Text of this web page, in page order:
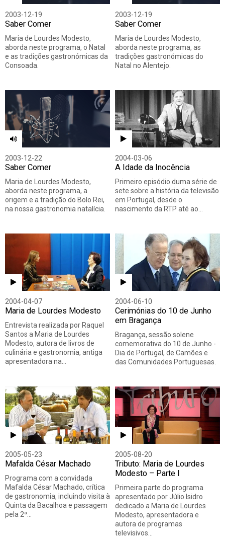
2003-12-19
Saber Comer
Maria de Lourdes Modesto,
aborda neste programa, o Natal
e as tradições gastronómicas da
Consoada.
2003-12-19
Saber Comer
Maria de Lourdes Modesto,
aborda neste programa, as
tradições gastronómicas do
Natal no Alentejo.
2003-12-22
Saber Comer
Maria de Lourdes Modesto,
aborda neste programa, a
origem e a tradição do Bolo Rei,
na nossa gastronomia natalícia.
2004-03-06
A Idade da Inocência
Primeiro episódio duma série de
sete sobre a história da televisão
em Portugal, desde o
nascimento da RTP até ao…
2004-04-07
Maria de Lourdes Modesto
Entrevista realizada por Raquel
Santos a Maria de Lourdes
Modesto, autora de livros de
culinária e gastronomia, antiga
apresentadora na…
2004-06-10
Cerimónias do 10 de Junho
em Bragança
Bragança, sessão solene
comemorativa do 10 de Junho -
Dia de Portugal, de Camões e
das Comunidades Portuguesas.
2005-05-23
Mafalda César Machado
Programa com a convidada
Mafalda César Machado, crítica
de gastronomia, incluindo visita à
Quinta da Bacalhoa e passagem
pela 2ª…
2005-08-20
Tributo: Maria de Lourdes
Modesto – Parte I
Primeira parte do programa
apresentado por Júlio Isidro
dedicado a Maria de Lourdes
Modesto, apresentadora e
autora de programas
televisivos…